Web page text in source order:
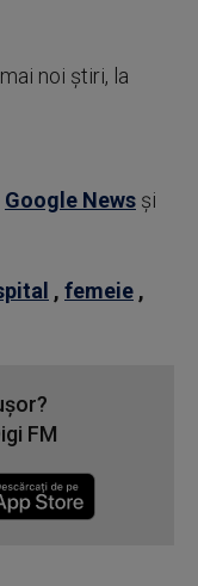
noi știri, la
Google News şi
, femeie ,
FM